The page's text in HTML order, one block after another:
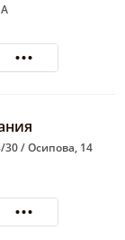
30 / Осипова, 14